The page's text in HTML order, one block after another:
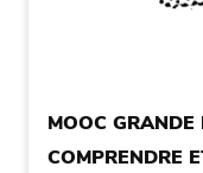
MOOC
COMPRENDRE